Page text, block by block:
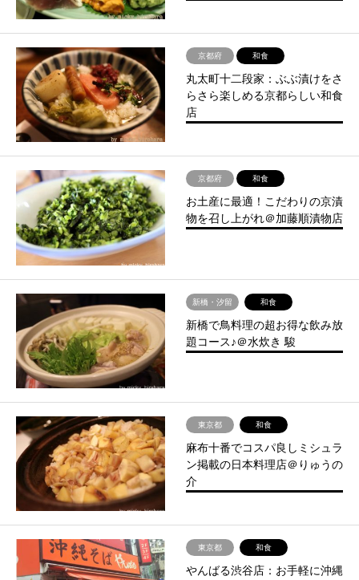
京都府 和食
丸太町十二段家：ぶぶ漬けをさ
らさら楽しめる京都らしい和食
店
京都府 和食
お土産に最適！こだわりの京漬
物を召し上がれ＠加藤順漬物店
新橋・汐留 和食
新橋で鳥料理の超お得な飲み放
題コース♪＠水炊き 駿
東京都 和食
麻布十番でコスパ良しミシュラ
ン掲載の日本料理店＠りゅうの
介
東京都 和食
やんばる渋谷店：お手軽に沖縄